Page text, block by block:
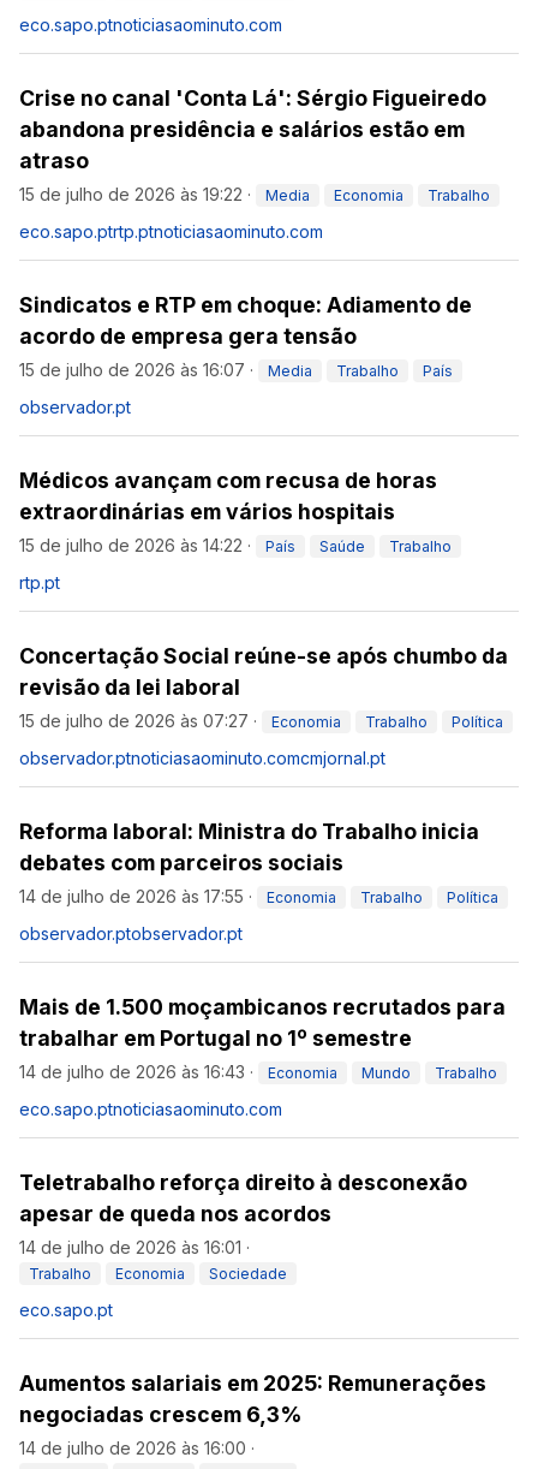
eco.sapo.ptnoticiasaominuto.com
Crise no canal 'Conta Lá': Sérgio Figueiredo
abandona presidência e salários estão em
atraso
15 de julho de 2026 às 19:22 · Media Economia Trabalho
eco.sapo.ptrtp.ptnoticiasaominuto.com
Sindicatos e RTP em choque: Adiamento de
acordo de empresa gera tensão
15 de julho de 2026 às 16:07 · Media Trabalho País
observador.pt
Médicos avançam com recusa de horas
extraordinárias em vários hospitais
15 de julho de 2026 às 14:22 · País Saúde Trabalho
rtp.pt
Concertação Social reúne-se após chumbo da
revisão da lei laboral
15 de julho de 2026 às 07:27 · Economia Trabalho Política
observador.ptnoticiasaominuto.comcmjornal.pt
Reforma laboral: Ministra do Trabalho inicia
debates com parceiros sociais
14 de julho de 2026 às 17:55 · Economia Trabalho Política
observador.ptobservador.pt
Mais de 1.500 moçambicanos recrutados para
trabalhar em Portugal no 1º semestre
14 de julho de 2026 às 16:43 · Economia Mundo Trabalho
eco.sapo.ptnoticiasaominuto.com
Teletrabalho reforça direito à desconexão
apesar de queda nos acordos
14 de julho de 2026 às 16:01 ·
Trabalho Economia Sociedade
eco.sapo.pt
Aumentos salariais em 2025: Remunerações
negociadas crescem 6,3%
14 de julho de 2026 às 16:00 ·